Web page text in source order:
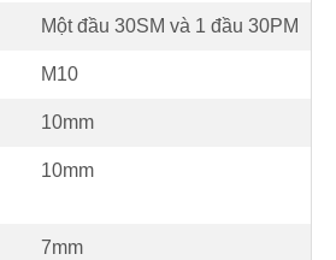
Một đầu 30SM và 1 đầu 30PM
M10
10mm
10mm
7mm